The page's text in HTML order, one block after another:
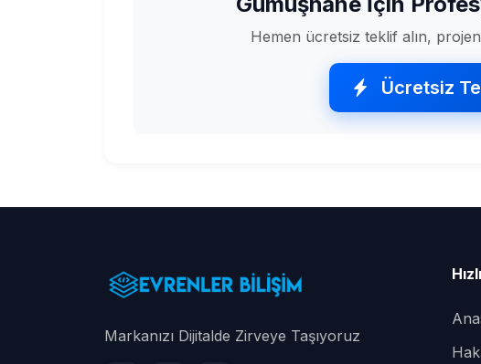
Hemen ücretsiz teklif alın,
Ücretsiz
Markanızı Dijitalde Zirveye Taşıyoruz